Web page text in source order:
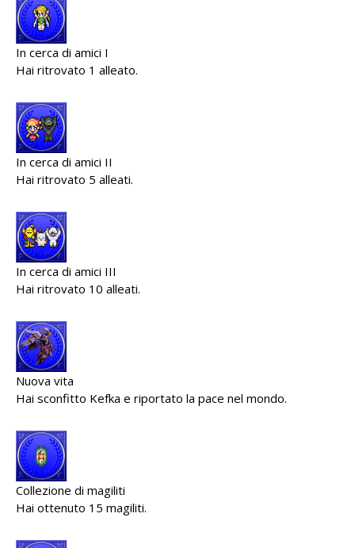
In cerca di amici I
Hai ritrovato 1 alleato.
In cerca di amici II
Hai ritrovato 5 alleati.
In cerca di amici III
Hai ritrovato 10 alleati.
Nuova vita
Hai sconfitto Kefka e riportato la pace nel mondo.
Collezione di magiliti
Hai ottenuto 15 magiliti.